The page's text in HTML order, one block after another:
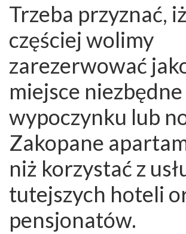
Trzeba przyznać,
częściej wolimy
zarezerwować
miejsce
wypoczynku lub
Zakopane
niż korzystać z
tutejszych hoteli
pensjonatów.